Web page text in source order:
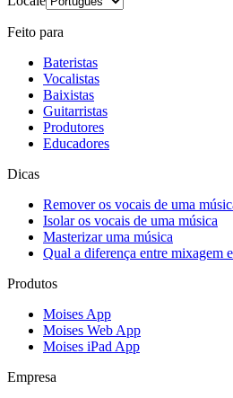
Feito para
Bateristas
Vocalistas
Baixistas
Guitarristas
Produtores
Educadores
Dicas
Remover os vocais de uma
Isolar os vocais de uma música
Masterizar uma música
Qual a diferença entre mixagem
Produtos
Moises App
Moises Web App
Moises iPad App
Empresa